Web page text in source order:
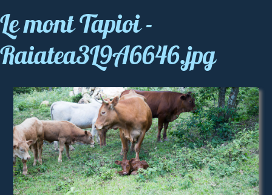
Le mont Tapioi -
Raiatea3L9A6646.jpg